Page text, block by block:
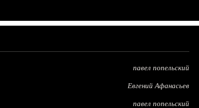
павел попельский
Евгений Афанасьев
павел попельский